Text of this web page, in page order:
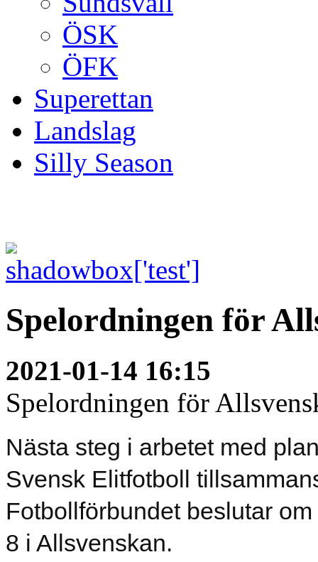
ÖSK
ÖFK
Superettan
Landslag
Silly Season
Spelordningen för
2021-01-14 16:15
Spelordningen för
Nästa steg i arbetet med
Svensk Elitfotboll
Fotbollförbundet beslutar
8 i Allsvenskan.